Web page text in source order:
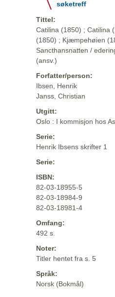
søketreff
Tittel:
Catilina (1850) ; Catilina
(1850) ; Kjæmpehøien
Sancthansnatten /
(ansv.)
Forfatter/person:
Ibsen, Henrik
Janss, Christian
Utgitt:
Oslo : I kommisjon hos
Serie:
Henrik Ibsens skrifter 1
Serie:
ISBN:
82-03-18955-5
82-03-18984-9
82-03-18981-4
Omfang:
492 s.
Noter:
Titler hentet fra s. 5
Språk:
Norsk (Bokmål)